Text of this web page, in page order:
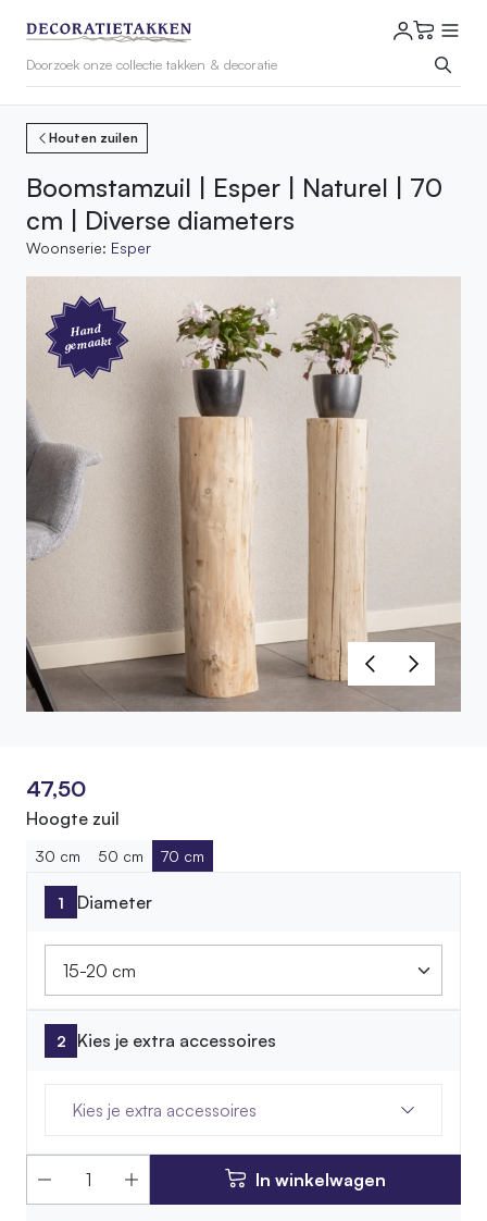
Houten zuilen
Boomstamzuil | Esper | Naturel | 70
cm | Diverse diameters
Woonserie: Esper
Hand
gemaakt
47,50
Hoogte zuil
30 cm 50 cm 70 cm
Diameter
Kies je extra accessoires
Kies je extra accessoires
In winkelwagen